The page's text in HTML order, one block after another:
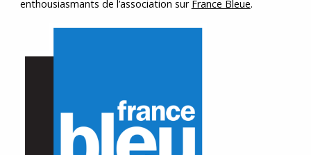
enthousiasmants de l’association sur France Bleue.